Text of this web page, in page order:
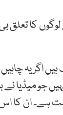
کا
اگر یہ
جو میڈیا نے
ان کا اس